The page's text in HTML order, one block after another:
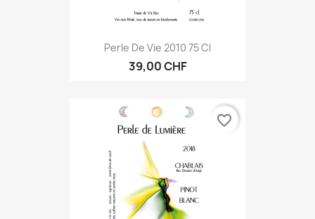
Perle De Vie 2010 75 Cl
39,00 CHF
favorite_border